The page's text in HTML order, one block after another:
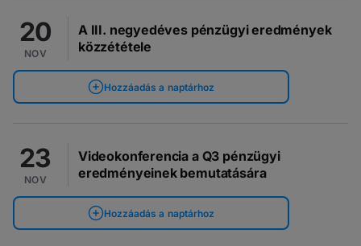
20
NOV
A III. negyedéves pénzügyi eredmények
közzététele
Hozzáadás a naptárhoz
23
NOV
Videokonferencia a Q3 pénzügyi
eredményeinek bemutatására
Hozzáadás a naptárhoz